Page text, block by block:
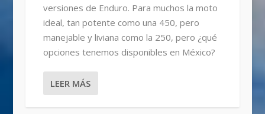
versiones de Enduro. Para muchos la moto
ideal, tan potente como una 450, pero
manejable y liviana como la 250, pero ¿qué
opciones tenemos disponibles en México?
LEER MÁS